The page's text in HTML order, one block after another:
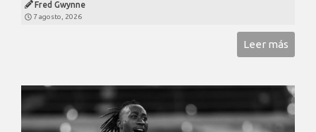
Fred Gwynne
7 agosto, 2026
Leer más